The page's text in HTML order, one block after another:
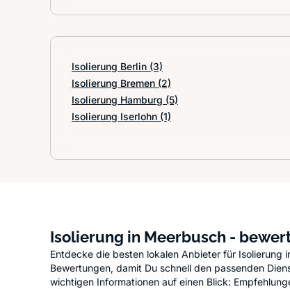
Isolierung Berlin (3)
Isolierung Bremen (2)
Isolierung Hamburg (5)
Isolierung Iserlohn (1)
Isolierung in Meerbusch -
Entdecke die besten lokalen Anbieter für
Bewertungen, damit Du schnell den passenden
wichtigen Informationen auf einen Blick: